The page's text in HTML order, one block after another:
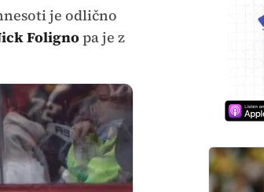
je odlično
Folignopa je z